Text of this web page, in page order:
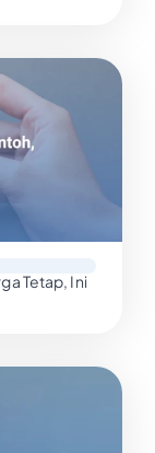
Tetap, Ini